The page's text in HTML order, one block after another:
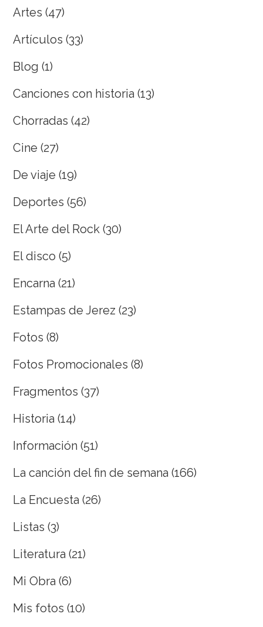
Artes (47)
Artículos (33)
Blog (1)
Canciones con historia (13)
Chorradas (42)
Cine (27)
De viaje (19)
Deportes (56)
El Arte del Rock (30)
El disco (5)
Encarna (21)
Estampas de Jerez (23)
Fotos (8)
Fotos Promocionales (8)
Fragmentos (37)
Historia (14)
Información (51)
La canción del fin de semana (166)
La Encuesta (26)
Listas (3)
Literatura (21)
Mi Obra (6)
Mis fotos (10)